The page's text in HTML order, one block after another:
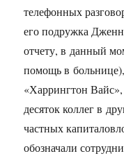
телефонных
его подружка
отчету, в данный
помощь в
«Харрингтон
десяток коллег в
частных
обозначали